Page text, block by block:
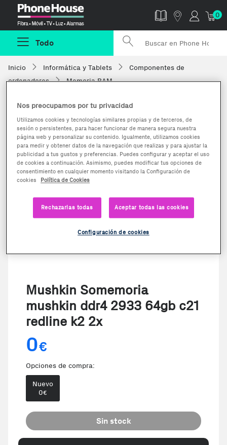
0
Todo
Inicio Informática y Tablets
Componentes de
ordenadores
Memoria RAM
Mushkin Somemoria
mushkin ddr4 2933 64gb c21
redline k2 2x
0€
Opciones de compra:
Nuevo
0€
Sin stock
Nos preocupamos por tu privacidad
Utilizamos cookies y tecnologías similares propias y de terceros, de
sesión o persistentes, para hacer funcionar de manera segura nuestra
página web y personalizar su contenido. Igualmente, utilizamos cookies
para medir y obtener datos de la navegación que realizas y para ajustar la
publicidad a tus gustos y preferencias. Puedes configurar y aceptar el uso
de cookies a continuación. Asimismo, puedes modificar tus opciones de
consentimiento en cualquier momento visitando la Configuración de
cookies
Política de Cookies
Rechazarlas todas Aceptar todas las cookies
Configuración de cookies